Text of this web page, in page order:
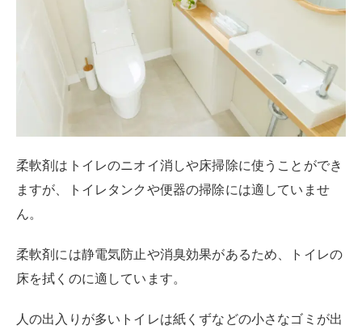
柔軟剤はトイレのニオイ消しや床掃除に使うことができ
ますが、トイレタンクや便器の掃除には適していませ
ん。
柔軟剤には静電気防止や消臭効果があるため、トイレの
床を拭くのに適しています。
人の出入りが多いトイレは紙くずなどの小さなゴミが出